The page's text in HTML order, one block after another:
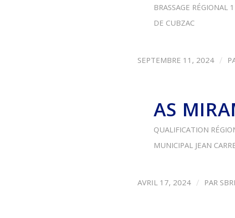
BRASSAGE RÉGIONAL
DE CUBZAC
SEPTEMBRE 11, 2024 /
AS
QUALIFICATION
MUNICIPAL JEAN
AVRIL 17, 2024 / PAR